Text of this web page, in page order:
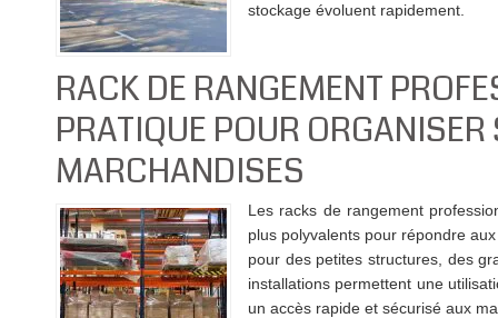
stockage évoluent rapidement.
RACK DE RANGEMENT
PRATIQUE POUR
MARCHANDISES
Les racks de rangement
plus polyvalents pour répondre
pour des petites structures, des
installations permettent une
un accès rapide et sécurisé aux